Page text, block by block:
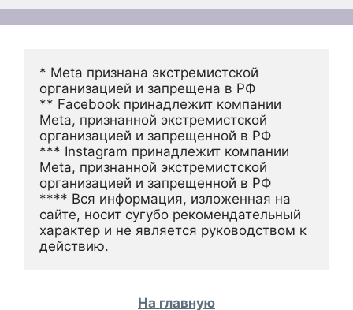
* Meta признана экстремистской
организацией и запрещена в РФ
** Facebook принадлежит компании
Meta, признанной экстремистской
организацией и запрещенной в РФ
*** Instagram принадлежит компании
Meta, признанной экстремистской
организацией и запрещенной в РФ
**** Вся информация, изложенная на
сайте, носит сугубо рекомендательный
характер и не является руководством к
действию.
На главную